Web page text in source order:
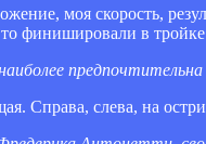
моя скорость,
финишировали в
Справа, слева, на